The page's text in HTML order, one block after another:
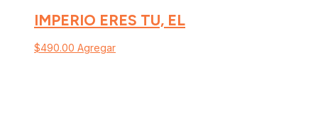
IMPERIO ERES TU, EL
$490.00 Agregar